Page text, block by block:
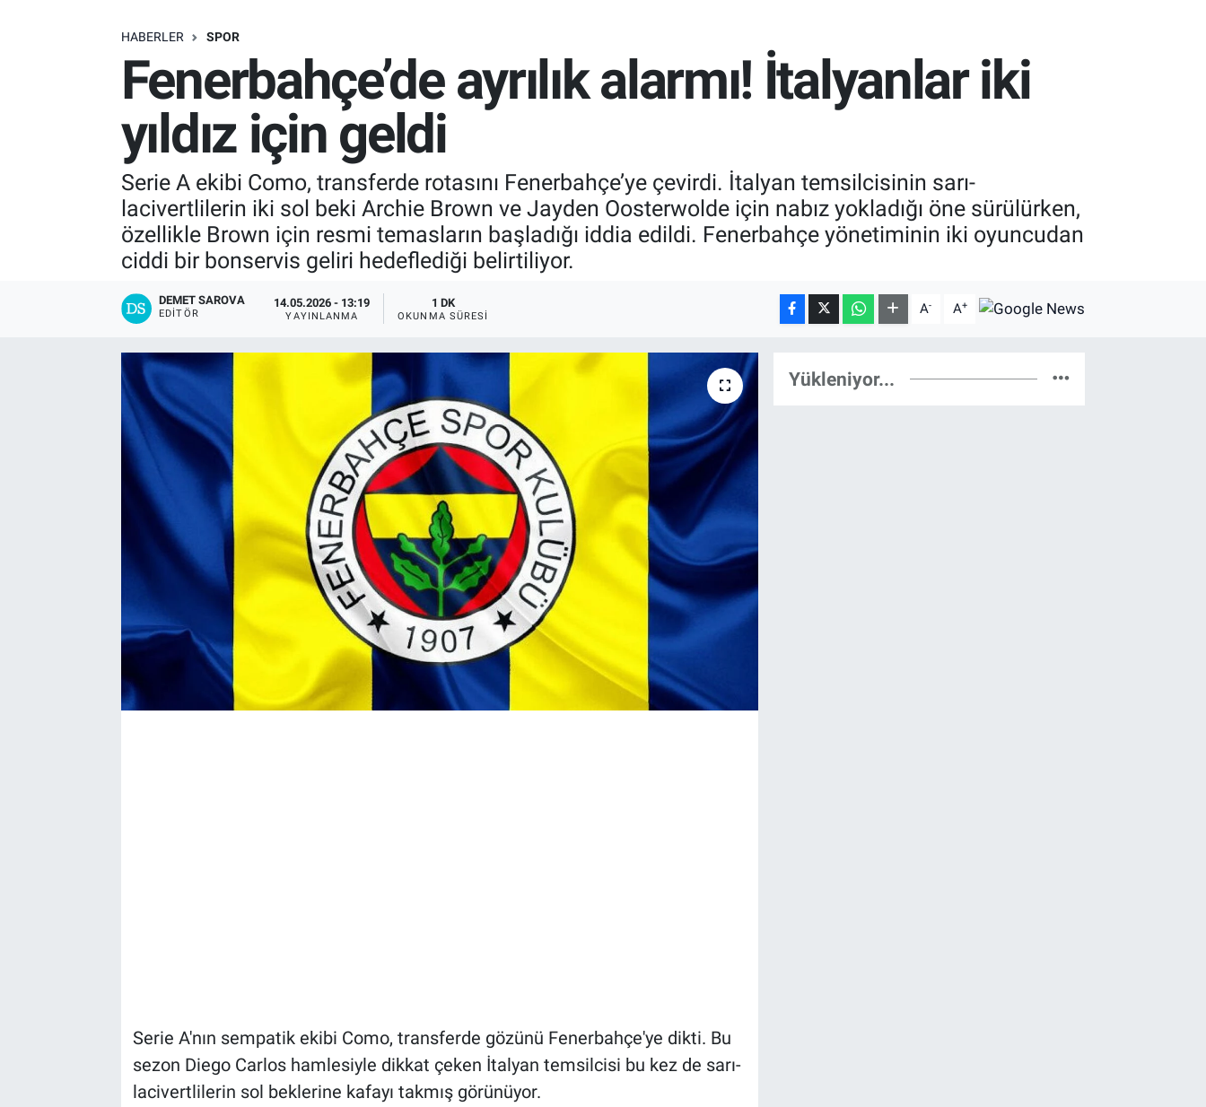
HABERLER SPOR
Fenerbahçe’de ayrılık alarmı! İtalyanlar iki
yıldız için geldi
Serie A ekibi Como, transferde rotasını Fenerbahçe’ye çevirdi. İtalyan temsilcisinin sarı-
lacivertlilerin iki sol beki Archie Brown ve Jayden Oosterwolde için nabız yokladığı öne sürülürken,
özellikle Brown için resmi temasların başladığı iddia edildi. Fenerbahçe yönetiminin iki oyuncudan
ciddi bir bonservis geliri hedeflediği belirtiliyor.
DEMET SAROVA
EDITÖR
14.05.2026 - 13:19
YAYINLANMA
1 DK
OKUNMA SÜRESI A- A+
Serie A'nın sempatik ekibi Como, transferde gözünü Fenerbahçe'ye dikti. Bu
sezon Diego Carlos hamlesiyle dikkat çeken İtalyan temsilcisi bu kez de sarı-
lacivertlilerin sol beklerine kafayı takmış görünüyor.
Yükleniyor...
ÖZEL HABER
ASTROLOJİ
RESMİ İLANLAR
Bize ulaşın
İletişim/Künye
Gözden Kaçmasın
İletişim (Künye)